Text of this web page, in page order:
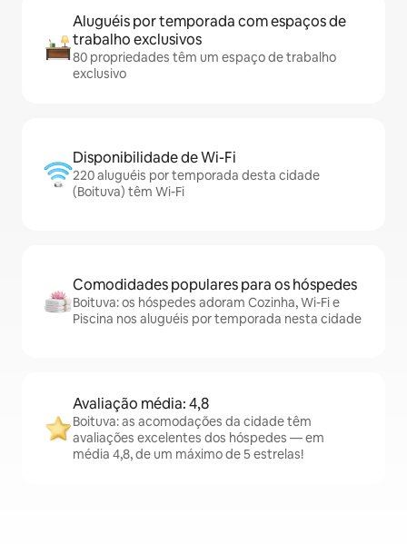
Aluguéis por temporada com espaços de
trabalho exclusivos
80 propriedades têm um espaço de trabalho
exclusivo
Disponibilidade de Wi-Fi
220 aluguéis por temporada desta cidade
(Boituva) têm Wi-Fi
Comodidades populares para os hóspedes
Boituva: os hóspedes adoram Cozinha, Wi-Fi e
Piscina nos aluguéis por temporada nesta cidade
Avaliação média: 4,8
Boituva: as acomodações da cidade têm
avaliações excelentes dos hóspedes — em
média 4,8, de um máximo de 5 estrelas!